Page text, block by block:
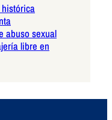
abuso sexual
libre en